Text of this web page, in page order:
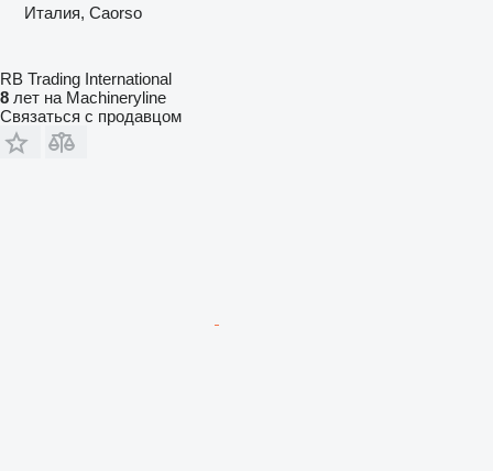
Италия, Caorso
RB Trading International
8 лет на Machineryline
Связаться с продавцом